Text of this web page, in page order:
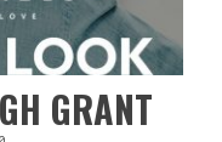
GRANT